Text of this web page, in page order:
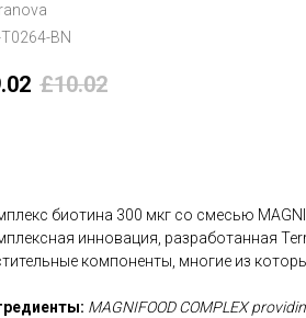
BN
£10.02
биотина 300 мкг со смесью
инновация, разработанная
компоненты, многие из
MAGNIFOOD COMPLEX